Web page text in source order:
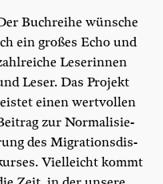
Buch­rei­he wün­sche
ein gro­ßes Echo und
Lese­rin­nen
Leser. Das Pro­jekt
einen wert­vol­len
zur Nor­ma­li­sie­
des Migra­ti­ons­dis­
Viel­leicht kommt